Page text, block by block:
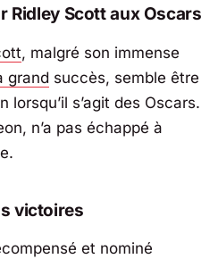
Ridley Scott aux Oscars
, malgré son immense
grand succès, semble être
lorsqu’il s’agit des Oscars.
, n’a pas échappé à
victoires
et nominé